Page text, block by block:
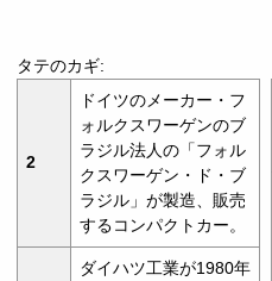
タテのカギ:
2
ドイツのメーカー・フ
ォルクスワーゲンのブ
ラジル法人の「フォル
クスワーゲン・ド・ブ
ラジル」が製造、販売
するコンパクトカー。
ダイハツ工業が1980年